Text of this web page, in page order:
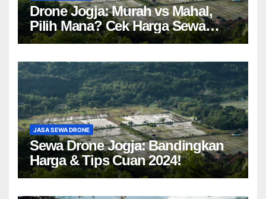
Drone Jogja: Murah vs Mahal,
Pilih Mana? Cek Harga Sewa
Drone Yogyakarta!
JASA SEWA DRONE
Sewa Drone Jogja: Bandingkan
Harga & Tips Cuan 2024!